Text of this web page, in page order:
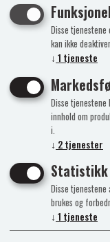
Disse
kan ikke
↓ 1 tjeneste
Disse
innhold om
i.
↓ 2tjenester
Statistikk
Disse
brukes og
↓ 1 tjeneste